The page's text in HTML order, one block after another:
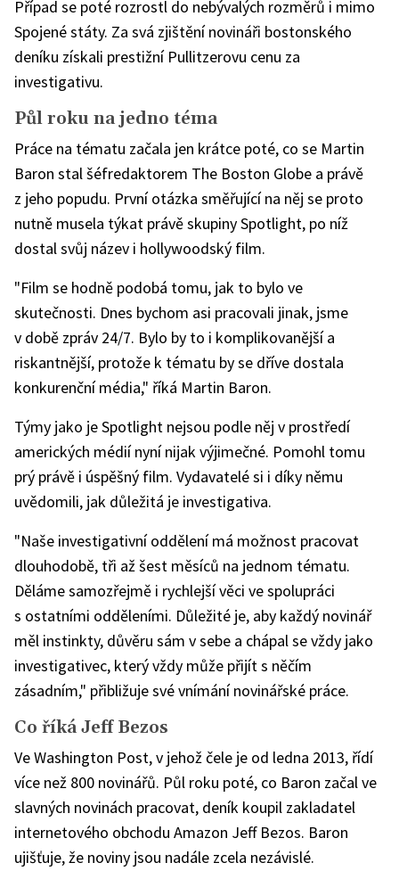
Případ se poté rozrostl do nebývalých rozměrů i mimo
Spojené státy. Za svá zjištění novináři bostonského
deníku získali prestižní Pullitzerovu cenu za
investigativu.
Půl roku na jedno téma
Práce na tématu začala jen krátce poté, co se Martin
Baron stal šéfredaktorem The Boston Globe a právě
z jeho popudu. První otázka směřující na něj se proto
nutně musela týkat právě skupiny Spotlight, po níž
dostal svůj název i hollywoodský film.
"Film se hodně podobá tomu, jak to bylo ve
skutečnosti. Dnes bychom asi pracovali jinak, jsme
v době zpráv 24/7. Bylo by to i komplikovanější a
riskantnější, protože k tématu by se dříve dostala
konkurenční média," říká Martin Baron.
Týmy jako je Spotlight nejsou podle něj v prostředí
amerických médií nyní nijak výjimečné. Pomohl tomu
prý právě i úspěšný film. Vydavatelé si i díky němu
uvědomili, jak důležitá je investigativa.
"Naše investigativní oddělení má možnost pracovat
dlouhodobě, tři až šest měsíců na jednom tématu.
Děláme samozřejmě i rychlejší věci ve spolupráci
s ostatními odděleními. Důležité je, aby každý novinář
měl instinkty, důvěru sám v sebe a chápal se vždy jako
investigativec, který vždy může přijít s něčím
zásadním," přibližuje své vnímání novinářské práce.
Co říká Jeff Bezos
Ve Washington Post, v jehož čele je od ledna 2013, řídí
více než 800 novinářů. Půl roku poté, co Baron začal ve
slavných novinách pracovat, deník koupil zakladatel
internetového obchodu Amazon Jeff Bezos. Baron
ujišťuje, že noviny jsou nadále zcela nezávislé.